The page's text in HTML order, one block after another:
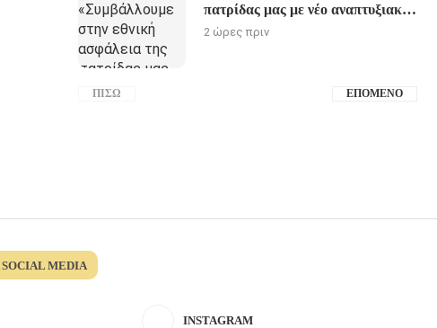
πατρίδας μας με νέο αναπτυξιακό
καθεστώς για την Άμυνα»
2 ώρες πριν
ΠΊΣΩ ΕΠΌΜΕΝΟ
MEDIA
INSTAGRAM